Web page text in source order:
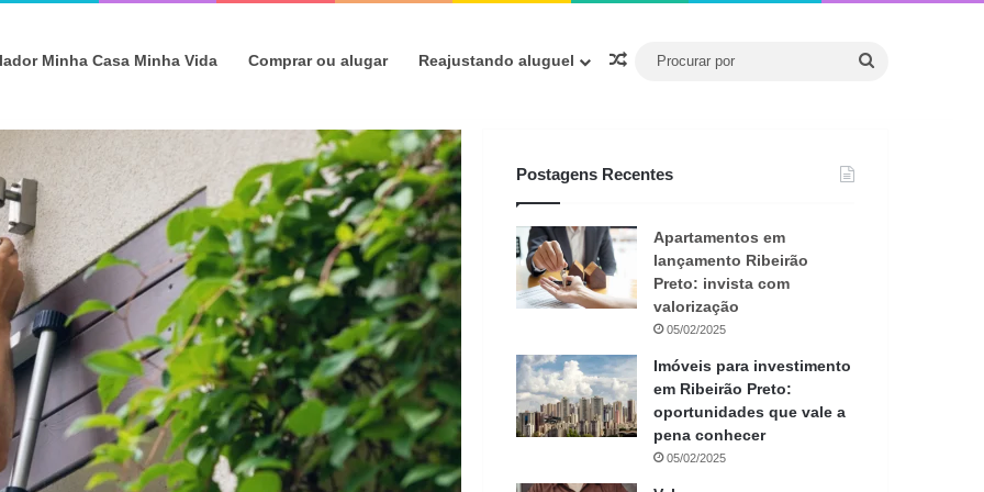
Minha Casa Minha Vida Comprar ou alugar Reajustando aluguel Artigo aleatório
Postagens Recentes
Apartamentos em
lançamento Ribeirão
Preto: invista com
valorização
05/02/2025
Imóveis para investimento
em Ribeirão Preto:
oportunidades que vale a
pena conhecer
05/02/2025